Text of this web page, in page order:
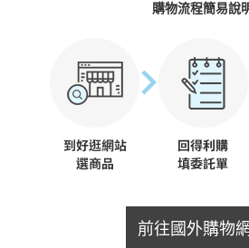
購物流程簡易說
前往國外購物